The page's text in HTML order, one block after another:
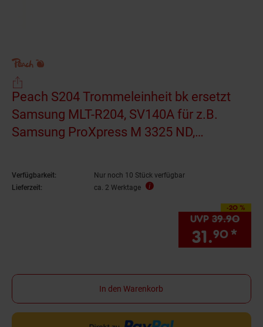
Peach S204 Trommeleinheit bk ersetzt
Samsung MLT-R204, SV140A für z.B.
Samsung ProXpress M 3325 ND,
Verfügbarkeit:
Nur noch 10 Stück verfügbar
Lieferzeit:
ca. 2 Werktage
-20 %
Sie Sparen 20
UVP 39.90
31.90 *
In den Warenkorb